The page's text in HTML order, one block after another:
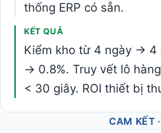
thống ERP có sẵn.
KẾT QUẢ
Kiểm kho từ 4 ngày → 4
→ 0.8%. Truy vết lô
< 30 giây. ROI thiết bị
CAM KẾT